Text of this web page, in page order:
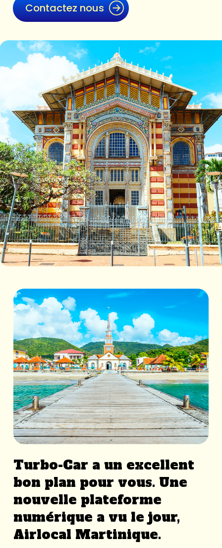
Contactez nous
Turbo-Car a un excellent
bon plan pour vous. Une
nouvelle plateforme
numérique a vu le jour,
Airlocal Martinique.